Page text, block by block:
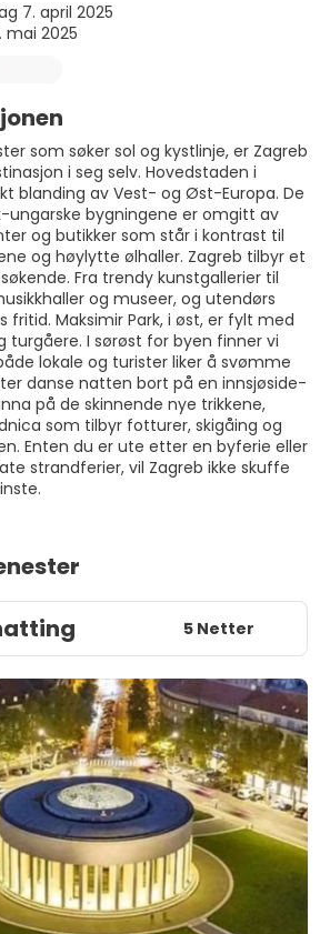
7. april 2025
mai 2025
som søker sol og kystlinje, er Zagreb
i seg selv. Hovedstaden i
blanding av Vest- og Øst-Europa. De
ungarske bygningene er omgitt av
og butikker som står i kontrast til
og høylytte ølhaller. Zagreb tilbyr et
Fra trendy kunstgallerier til
og museer, og utendørs
fritid. Maksimir Park, i øst, er fylt med
turgåere. I sørøst for byen finner vi
lokale og turister liker å svømme
danse natten bort på en innsjøside-
på de skinnende nye trikkene,
som tilbyr fotturer, skigåing og
Enten du er ute etter en byferie eller
strandferier, vil Zagreb ikke skuffe
5 Netter